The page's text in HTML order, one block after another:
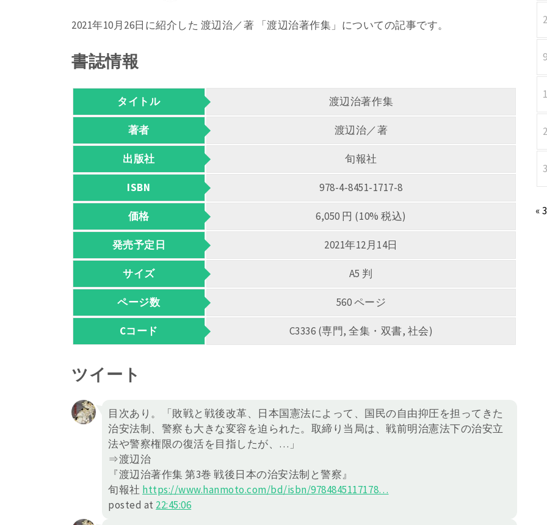
2021年10月26日に紹介した 渡辺治／著 「渡辺治著作集」についての記事です。
書誌情報
タイトル 渡辺治著作集
著者 渡辺治／著
出版社 旬報社
ISBN 978-4-8451-1717-8
価格 6,050 円 (10% 税込)
発売予定日 2021年12月14日
サイズ A5 判
ページ数 560 ページ
Cコード C3336 (専門, 全集・双書, 社会)
ツイート
目次あり。「敗戦と戦後改革、日本国憲法によって、国民の自由抑圧を担ってきた
治安法制、警察も大きな変容を迫られた。取締り当局は、戦前明治憲法下の治安立
法や警察権限の復活を目指したが、…」
⇒渡辺治
『渡辺治著作集 第3巻 戦後日本の治安法制と警察』
旬報社 https://www.hanmoto.com/bd/isbn/9784845117178…
posted at 22:45:06
«